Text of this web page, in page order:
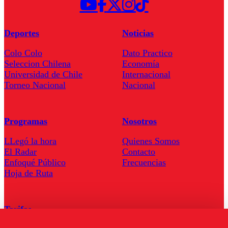
Deportes
Colo Colo
Seleccion Chilena
Universidad de Chile
Torneo Nacional
Noticias
Dato Practico
Economía
Internacional
Nacional
Programas
LLegó la hora
El Radar
Enfoqué Público
Hoja de Ruta
Nosotros
Quienes Somos
Contacto
Frecuencias
Tarifas